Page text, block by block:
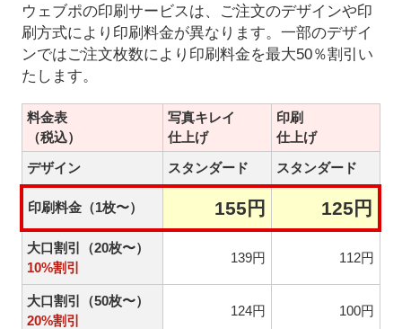
ウェブポの印刷サービスは、ご注文のデザインや印
刷方式により印刷料金が異なります。一部のデザイ
ンではご注文枚数により印刷料金を最大50％割引い
たします。
料金表
（税込）
写真キレイ
仕上げ
印刷
仕上げ
デザイン
スタンダード スタンダード
印刷料金（1枚〜） 155円 125円
大口割引（20枚〜）
10%割引
139円 112円
大口割引（50枚〜）
20%割引
124円 100円